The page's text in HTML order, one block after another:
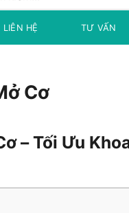
LIÊN HỆ TƯ VẤN
Cơ
– Tối Ưu